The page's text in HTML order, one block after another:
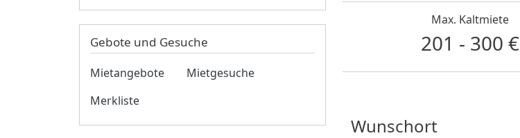
Max. Kaltmiete
201 - 300 €
Wunschort
Gebote und Gesuche
Mietangebote
Mietgesuche
Merkliste